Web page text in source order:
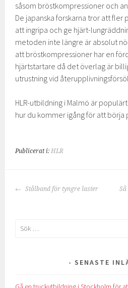
såsom bröstkompressioner och
De japanska forskarna tror att fler
att ingripa och ge hjärt-
metoden inte längre är absolut
att bröstkompressioner har en
hjärtstartare då det överlag är
utrustning vid
HLR-utbildning i Malmö är
hur du kommer igång för att
Publicerat i:HLR
INLÄGGSNAVIGERING
Stålband för tyngre laster
Sök
SENASTE